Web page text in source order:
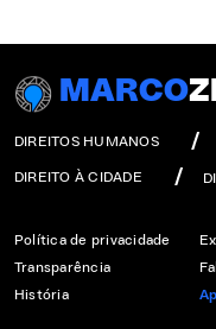
MARCO
DIREITOS HUMANOS
DIREITO À CIDADE
Política de privacidade
Transparência
História